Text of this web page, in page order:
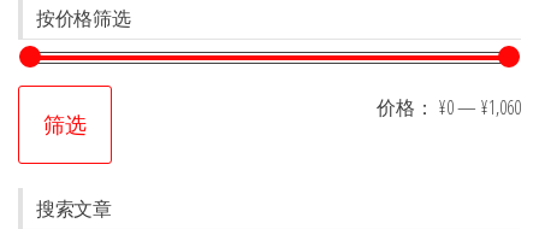
按价格筛选
筛选
价格： ¥0— ¥1,060
搜索文章